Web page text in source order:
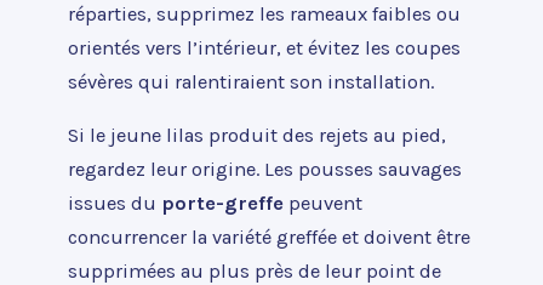
réparties, supprimez les rameaux faibles ou
orientés vers l’intérieur, et évitez les coupes
sévères qui ralentiraient son installation.
Si le jeune lilas produit des rejets au pied,
regardez leur origine. Les pousses sauvages
issues du porte-greffe peuvent
concurrencer la variété greffée et doivent être
supprimées au plus près de leur point de